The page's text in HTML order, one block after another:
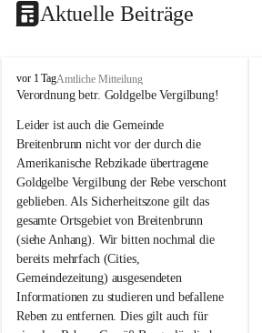
Aktuelle Beiträge
B
r
i
t
e
n
b
r
u
n
n
a
m
N
e
vor 1 TagAmtliche Mitteilung
Verordnung betr. Goldgelbe Vergilbung!
Leider ist auch die Gemeinde
Breitenbrunn nicht vor der durch die
Amerikanische Rebzikade übertragene
Goldgelbe Vergilbung der Rebe verschont
geblieben. Als Sicherheitszone gilt das
gesamte Ortsgebiet von Breitenbrunn
(siehe Anhang). Wir bitten nochmal die
bereits mehrfach (Cities,
Gemeindezeitung) ausgesendeten
Informationen zu studieren und befallene
Reben zu entfernen. Dies gilt auch für